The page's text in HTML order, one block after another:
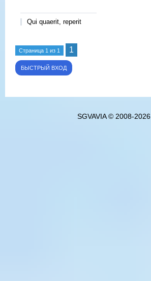
Qui quaerit, reperit
Страница 1 из 1 1
SGVAVIA © 2008-2026